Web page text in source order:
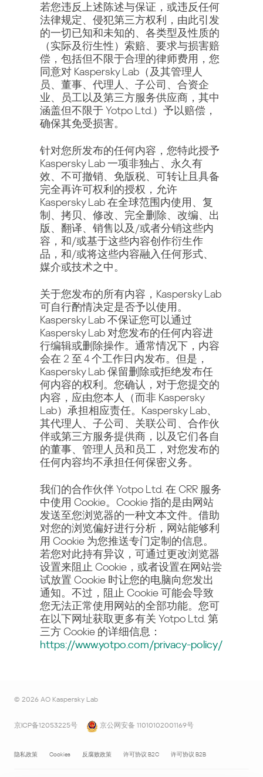
若您违反上述陈述与保证，或违反任何
法律规定、侵犯第三方权利，由此引发
的一切已知和未知的、各类型及性质的
（实际及衍生性）索赔、要求与损害赔
偿，包括但不限于合理的律师费用，您
同意对 Kaspersky Lab（及其管理人
员、董事、代理人、子公司、合资企
业、员工以及第三方服务供应商，其中
涵盖但不限于 Yotpo Ltd.）予以赔偿，
确保其免受损害。
针对您所发布的任何内容，您特此授予
Kaspersky Lab 一项非独占、永久有
效、不可撤销、免版税、可转让且具备
完全再许可权利的授权，允许
Kaspersky Lab 在全球范围内使用、复
制、拷贝、修改、完全删除、改编、出
版、翻译、销售以及/或者分销这些内
容，和/或基于这些内容创作衍生作
品，和/或将这些内容融入任何形式、
媒介或技术之中。
关于您发布的所有内容，Kaspersky Lab
可自行酌情决定是否予以使用。
Kaspersky Lab 不保证您可以通过
Kaspersky Lab 对您发布的任何内容进
行编辑或删除操作。通常情况下，内容
会在 2 至 4 个工作日内发布。但是，
Kaspersky Lab 保留删除或拒绝发布任
何内容的权利。您确认，对于您提交的
内容，应由您本人（而非 Kaspersky
Lab）承担相应责任。Kaspersky Lab、
其代理人、子公司、关联公司、合作伙
伴或第三方服务提供商，以及它们各自
的董事、管理人员和员工，对您发布的
任何内容均不承担任何保密义务。
我们的合作伙伴 Yotpo Ltd. 在 CRR 服务
中使用 Cookie。Cookie 指的是由网站
发送至您浏览器的一种文本文件。借助
对您的浏览偏好进行分析，网站能够利
用 Cookie 为您推送专门定制的信息。
若您对此持有异议，可通过更改浏览器
设置来阻止 Cookie，或者设置在网站尝
试放置 Cookie 时让您的电脑向您发出
通知。不过，阻止 Cookie 可能会导致
您无法正常使用网站的全部功能。您可
在以下网址获取更多有关 Yotpo Ltd. 第
三方 Cookie 的详细信息：
https://www.yotpo.com/privacy-policy/
© 2026 AO Kaspersky Lab
京ICP备12053225号 京公网安备 11010102001169号
隐私政策 Cookies 反腐败政策 许可协议 B2C 许可协议 B2B